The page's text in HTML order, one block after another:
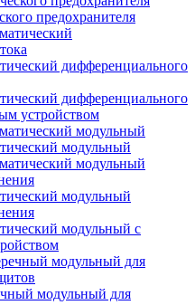
предохранителя
дифференциального
дифференциального
устройством
модульный
модульный
модульный с
модульный для